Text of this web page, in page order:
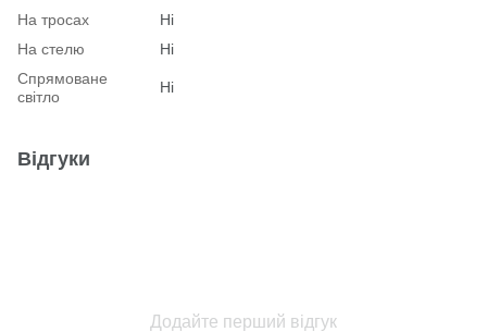
На тросах
Ні
На стелю
Ні
Спрямоване
світло
Ні
Відгуки
Додайте перший відгук